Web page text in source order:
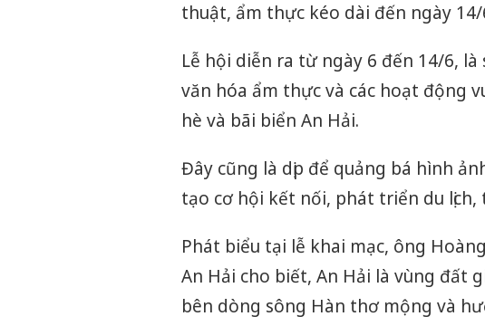
thuật, ẩm thực kéo dài đến ngày 14/
Lễ hội diễn ra từ ngày 6 đến 14/6,
văn hóa ẩm thực và các hoạt động
hè và bãi biển An Hải.
Đây cũng là dịp để quảng bá hình
tạo cơ hội kết nối, phát triển du lịch,
Phát biểu tại lễ khai mạc, ông
An Hải cho biết, An Hải là vùng đất
bên dòng sông Hàn thơ mộng và